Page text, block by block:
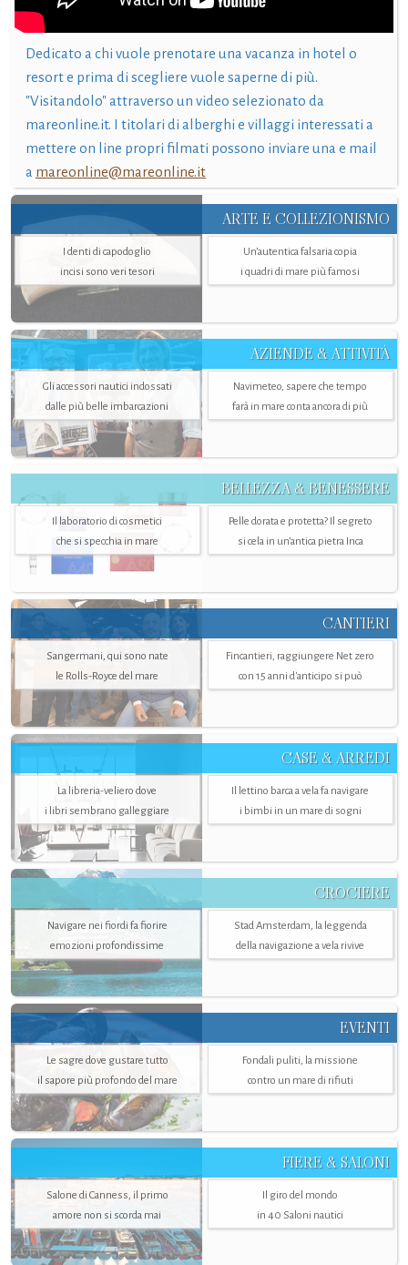
Dedicato a chi vuole prenotare una vacanza in hotel o
resort e prima di scegliere vuole saperne di più.
"Visitandolo" attraverso un video selezionato da
mareonline.it. I titolari di alberghi e villaggi interessati a
mettere on line propri filmati possono inviare una e mail
a mareonline@mareonline.it
ARTE E COLLEZIONISMO
I denti di capodoglio
incisi sono veri tesori
Un’autentica falsaria copia
i quadri di mare più famosi
AZIENDE & ATTIVITÀ
Gli accessori nautici indossati
dalle più belle imbarcazioni
Navimeteo, sapere che tempo
farà in mare conta ancora di più
BELLEZZA & BENESSERE
Il laboratorio di cosmetici
che si specchia in mare
Pelle dorata e protetta? Il segreto
si cela in un’antica pietra Inca
CANTIERI
Sangermani, qui sono nate
le Rolls-Royce del mare
Fincantieri, raggiungere Net zero
con 15 anni d'anticipo si può
CASE & ARREDI
La libreria-veliero dove
i libri sembrano galleggiare
Il lettino barca a vela fa navigare
i bimbi in un mare di sogni
CROCIERE
Navigare nei fiordi fa fiorire
emozioni profondissime
Stad Amsterdam, la leggenda
della navigazione a vela rivive
EVENTI
Le sagre dove gustare tutto
il sapore più profondo del mare
Fondali puliti, la missione
contro un mare di rifiuti
FIERE & SALONI
Salone di Canness, il primo
amore non si scorda mai
Il giro del mondo
in 40 Saloni nautici